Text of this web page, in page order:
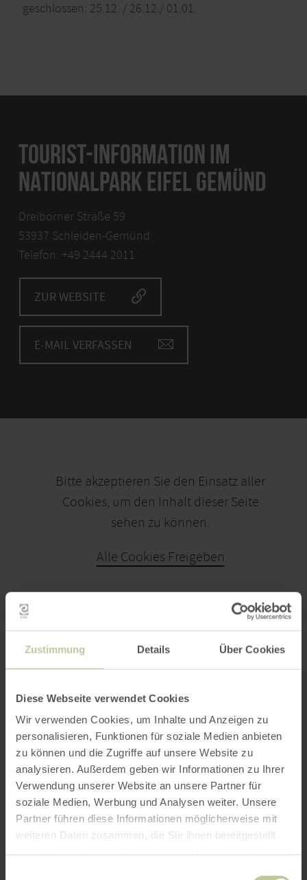
Zustimmung Details Über Cookies
Diese Webseite verwendet Cookies
Wir verwenden Cookies, um Inhalte und Anzeigen zu
personalisieren, Funktionen für soziale Medien anbieten
zu können und die Zugriffe auf unsere Website zu
analysieren. Außerdem geben wir Informationen zu Ihrer
Verwendung unserer Website an unsere Partner für
soziale Medien, Werbung und Analysen weiter. Unsere
Partner führen diese Informationen möglicherweise mit
weiteren Daten zusammen, die Sie ihnen bereitgestellt
geschlossen: 25.12. / 26.12./ 01.01.
TOURIST-INFORMATION IM
NATIONALPARK EIFEL GEMÜND
Dreiborner Straße 59
53937 Schleiden-Gemünd
Telefon: +49 2444 2011
ZUR WEBSITE
E-MAIL VERFASSEN
Bitte akzeptieren Sie den Einsatz aller
Cookies, um den Inhalt dieser Seite
sehen zu können.
Alle Cookies Freigeben
PLANEN SIE IHRE
per Google Maps
Anfahrt von: